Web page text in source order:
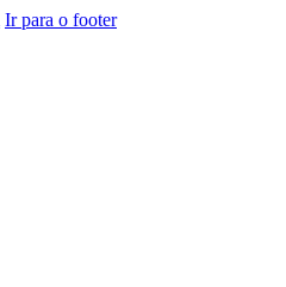
Ir para o footer